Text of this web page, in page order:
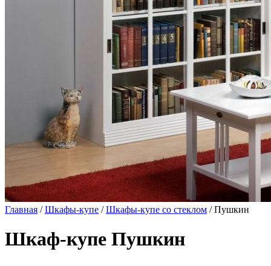
Главная /Шкафы-купе /Шкафы-купе со стеклом / Пушкин
Шкаф-купе Пушкин